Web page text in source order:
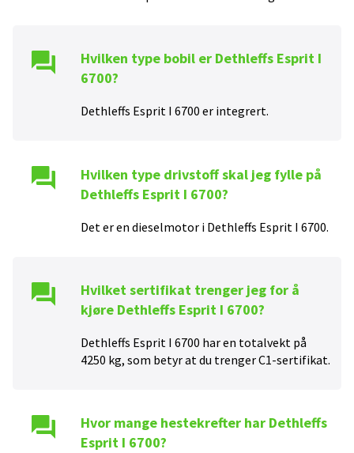
Hvilken type bobil er Dethleffs Esprit I
6700?
Dethleffs Esprit I 6700 er integrert.
Hvilken type drivstoff skal jeg fylle på
Dethleffs Esprit I 6700?
Det er en dieselmotor i Dethleffs Esprit I 6700.
Hvilket sertifikat trenger jeg for å
kjøre Dethleffs Esprit I 6700?
Dethleffs Esprit I 6700 har en totalvekt på
4250 kg, som betyr at du trengerC1-sertifikat.
Hvor mange hestekrefter har Dethleffs
Esprit I 6700?